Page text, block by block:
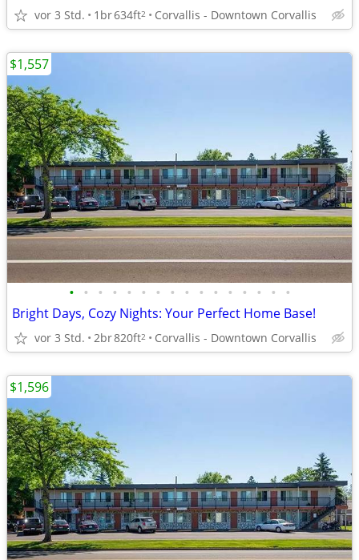
vor 3 Std. 1br634ft2 Corvallis - Downtown Corvallis
• • • • • • • • • • • • • • • •
Bright Days, Cozy Nights: Your Perfect Home Base!
vor 3 Std. 2br820ft2 Corvallis - Downtown Corvallis
$1,557
$1,596